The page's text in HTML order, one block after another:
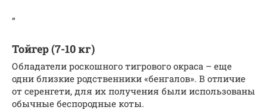
“
Тойгер (7-10 кг)
Обладатели роскошного тигрового окраса – еще
одни близкие родственники «бенгалов». В отличие
от серенгети, для их получения были использованы
обычные беспородные коты.